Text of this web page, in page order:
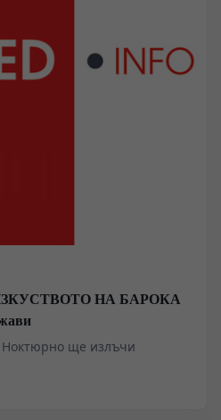
ИЗКУСТВОТО НА БАРОКА
Ноктюрно ще излъчи